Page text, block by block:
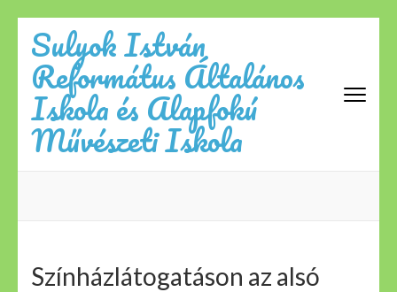
content
(Press
Enter)
Sulyok István
Református Általános
Iskola és Alapfokú
Művészeti Iskola
Színházlátogatáson az alsó